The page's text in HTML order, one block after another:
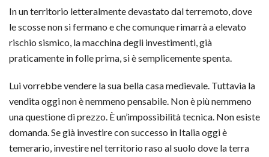
In un territorio letteralmente devastato dal terremoto, dove
le scosse non si fermano e che comunque rimarrà a elevato
rischio sismico, la macchina degli investimenti, già
praticamente in folle prima, si è semplicemente spenta.
Lui vorrebbe vendere la sua bella casa medievale. Tuttavia la
vendita oggi non è nemmeno pensabile. Non è più nemmeno
una questione di prezzo. È un’impossibilità tecnica. Non esiste
domanda. Se già investire con successo in Italia oggi è
temerario, investire nel territorio raso al suolo dove la terra